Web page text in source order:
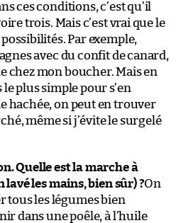
ces conditions, c’est qu’il
trois. Mais c’est vrai que le
Par exemple,
avec du confit de canard,
chez mon boucher. Mais en
le plus simple pour s’en
hachée, on peut en trouver
même si j’évite le surgelé
Quelle est la marche à
lavé les mains, bien sûr) ?On
tous les légumes bien
dans une poêle, à l’huile